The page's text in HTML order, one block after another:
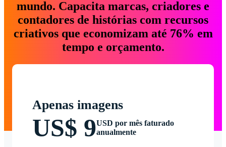
mundo. Capacita marcas, criadores e
contadores de histórias com recursos
criativos que economizam até 76% em
tempo e orçamento.
Apenas imagens
US$ 9USD por mês faturado
anualmente